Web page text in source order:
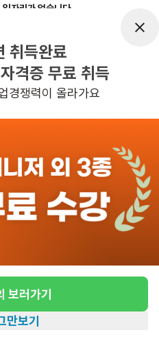
자리가 없습니다
일자리 확인하기
취득완료
격증 무료 취득
경쟁력이 올라가요
보러가기
만보기